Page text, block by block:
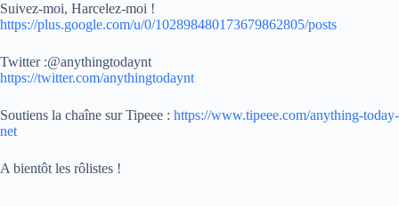
Suivez-moi, Harcelez-moi !
https://plus.google.com/u/0/102898480173679862805/posts
Twitter :@anythingtodaynt
https://twitter.com/anythingtodaynt
Soutiens la chaîne sur Tipeee : https://www.tipeee.com/anything-today-
net
A bientôt les rôlistes !